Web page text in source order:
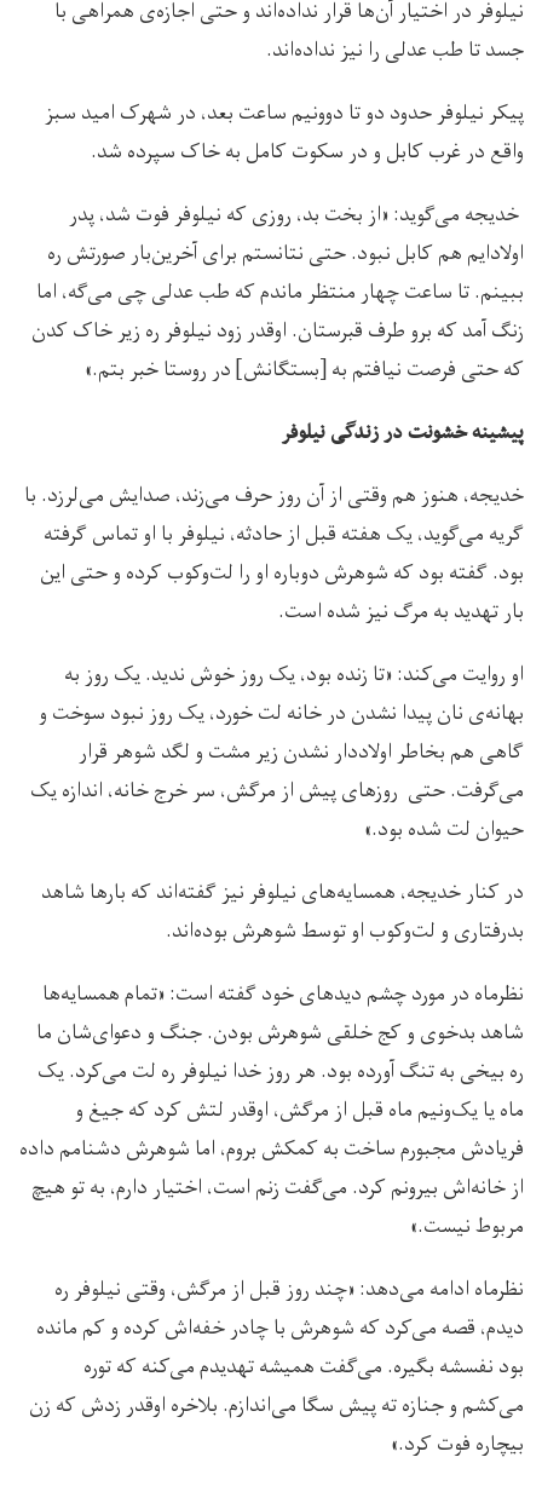
نیلوفر در اختیار آن‌ها قرار نداده‌اند و حتی اجازه‌ی همراهی با
جسد تا طب عدلی را نیز نداده‌اند.
پیکر نیلوفر حدود دو تا دو‌ونیم ساعت بعد، در شهرک امید سبز
واقع در غرب کابل و در سکوت کامل به خاک سپرده شد.
خدیجه می‌گوید: «از بخت بد، روزی که نیلوفر فوت شد، پدر
اولادایم هم کابل نبود. حتی نتانستم برای آخرین‌بار صورتش ره
ببینم. تا ساعت چهار منتظر ماندم که طب عدلی چی می‌گه، اما
زنگ آمد که برو طرف قبرستان. اوقدر زود نیلوفر ره زیر خاک کدن
که حتی فرصت نیافتم به [بستگانش] در روستا خبر بتم.»
پیشینه خشونت در زندگی نیلوفر
خدیجه، هنوز هم وقتی از آن روز حرف می‌زند، صدایش می‌لرزد. با
گریه می‌گوید، یک هفته قبل از حادثه، نیلوفر با او تماس گرفته
بود. گفته بود که شوهرش دوباره او را لت‌وکوب کرده و حتی این
بار تهدید به مرگ نیز شده است.
او روایت می‌کند: «تا زنده بود، یک روز خوش ندید. یک روز به
بهانه‌ی نان پیدا نشدن در خانه لت خورد، یک روز نبود سوخت و
گاهی هم بخاطر اولاددار نشدن زیر مشت و لگد شوهر قرار
می‌گرفت. حتی روزهای پیش از مرگش، سر خرج خانه، اندازه یک
حیوان لت شده بود.»
در کنار خدیجه، همسایه‌های نیلوفر نیز گفته‌اند که بارها شاهد
بدرفتاری و لت‌وکوب او توسط شوهرش بوده‌اند.
نظرماه در مورد چشم دیدهای خود گفته است: «تمام همسایه‌ها
شاهد بدخوی و کج خلقی شوهرش بودن. جنگ و دعوای‌شان ما
ره بیخی به تنگ آورده بود. هر روز خدا نیلوفر ره لت می‌کرد. یک
ماه یا یک‌ونیم ماه قبل از مرگش، اوقدر لتش کرد که جیغ و
فریادش مجبورم ساخت به کمکش بروم، اما شوهرش دشنامم داده
از خانه‌اش بیرونم کرد. می‌گفت زنم است، اختیار دارم، به تو هیچ
مربوط نیست.»
نظرماه ادامه می‌دهد: «چند روز قبل از مرگش، وقتی نیلوفر ره
دیدم، قصه می‌کرد که شوهرش با چادر خفه‌اش کرده و کم مانده
بود نفسشه بگیره. می‌گفت همیشه تهدیدم می‌کنه که توره
می‌کشم و جنازه ته پیش سگا می‌اندازم. بلاخره اوقدر زدش که زن
بیچاره فوت کرد.»